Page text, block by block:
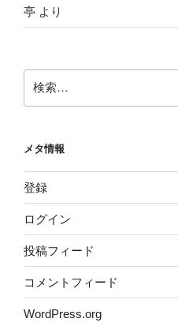
亭 より
索:
メタ情報
登録
ログイン
投稿フィード
コメントフィード
WordPress.org